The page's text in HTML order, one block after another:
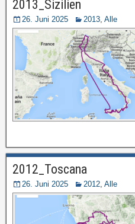
2013_Sizilien
26. Juni 2025 2013, Alle
2012_Toscana
26. Juni 2025 2012, Alle